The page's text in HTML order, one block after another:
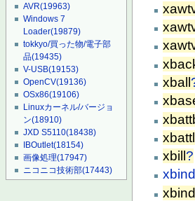
AVR(19963)
Windows 7
Loader(19879)
tokkyo/買った物/電子部
品(19435)
V-USB(19153)
OpenCV(19136)
OSx86(19106)
Linuxカーネル/バージョ
ン(18910)
JXD S5110(18438)
IBOutlet(18154)
画像処理(17947)
ニコニコ技術部(17443)
xball
xbill ?